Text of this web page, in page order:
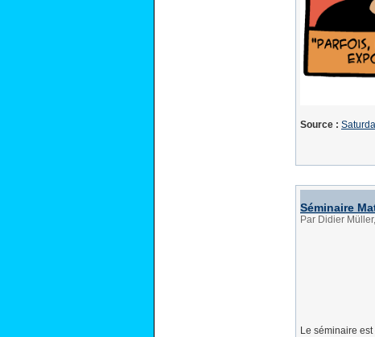
Source :
Séminaire
Par Didier
Le séminaire est